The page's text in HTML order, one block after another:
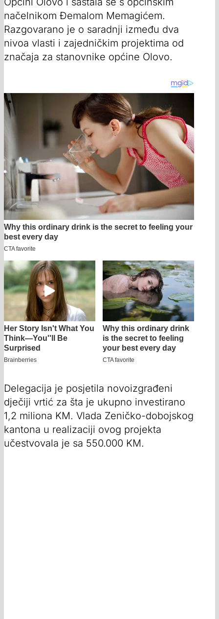
načelnikom Đemalom Memagićem.
Razgovarano je o saradnji između dva
nivoa vlasti i zajedničkim projektima od
značaja za stanovnike općine Olovo.
Delegacija je posjetila novoizgrađeni
dječiji vrtić za šta je ukupno investirano
1,2 miliona KM. Vlada Zeničko-dobojskog
kantona u realizaciji ovog projekta
učestvovala je sa 550.000 KM.